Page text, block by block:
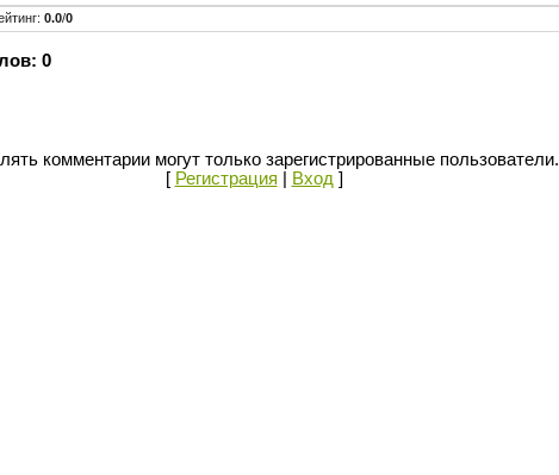
: 0.0/0
0
комментарии могут только зарегистрированные пользователи.
[ Регистрация Вход ]